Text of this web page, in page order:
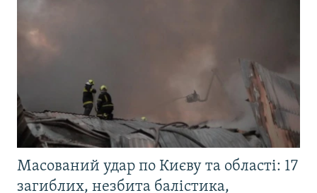
Масований удар по Києву та області: 17
загиблих, незбита балістика,